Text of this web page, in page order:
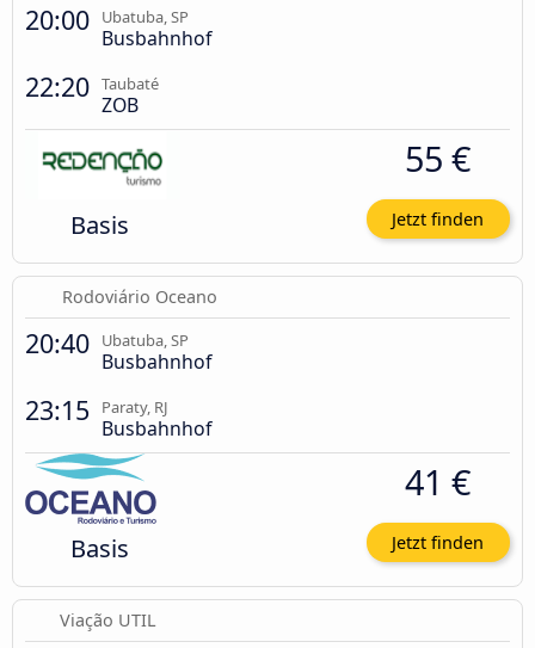
20:00 Ubatuba, SP
Busbahnhof
22:20 Taubaté
ZOB
Basis
55 €
Jetzt finden
Rodoviário Oceano
20:40 Ubatuba, SP
Busbahnhof
23:15 Paraty, RJ
Busbahnhof
Basis
41 €
Jetzt finden
Viação UTIL